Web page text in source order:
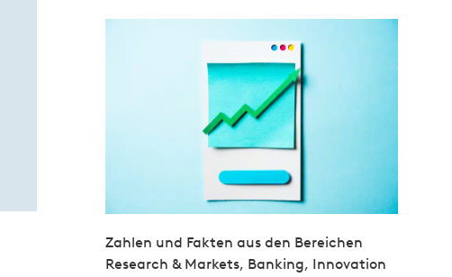
Zahlen und Fakten aus den Bereichen
Research & Markets, Banking, Innovation